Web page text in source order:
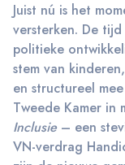
Juist nú is het
versterken. De
politieke
stem van
en structureel
Tweede Kamer in
Inclusie – een
VN-verdrag